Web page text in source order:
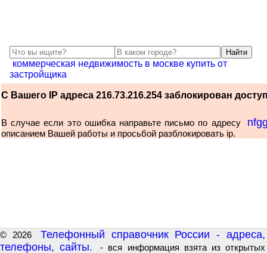
коммерческая недвижимость в москве купить от
застройщика
С Вашего IP адреса 216.73.216.254 заблокирован
В случае если это ошибка направьте письмо по адресу
описанием Вашей работы и просьбой разблокировать ip.
© 2026
Телефонный справочник России - адреса,
телефоны, сайты.
- вся информация взята из открытых